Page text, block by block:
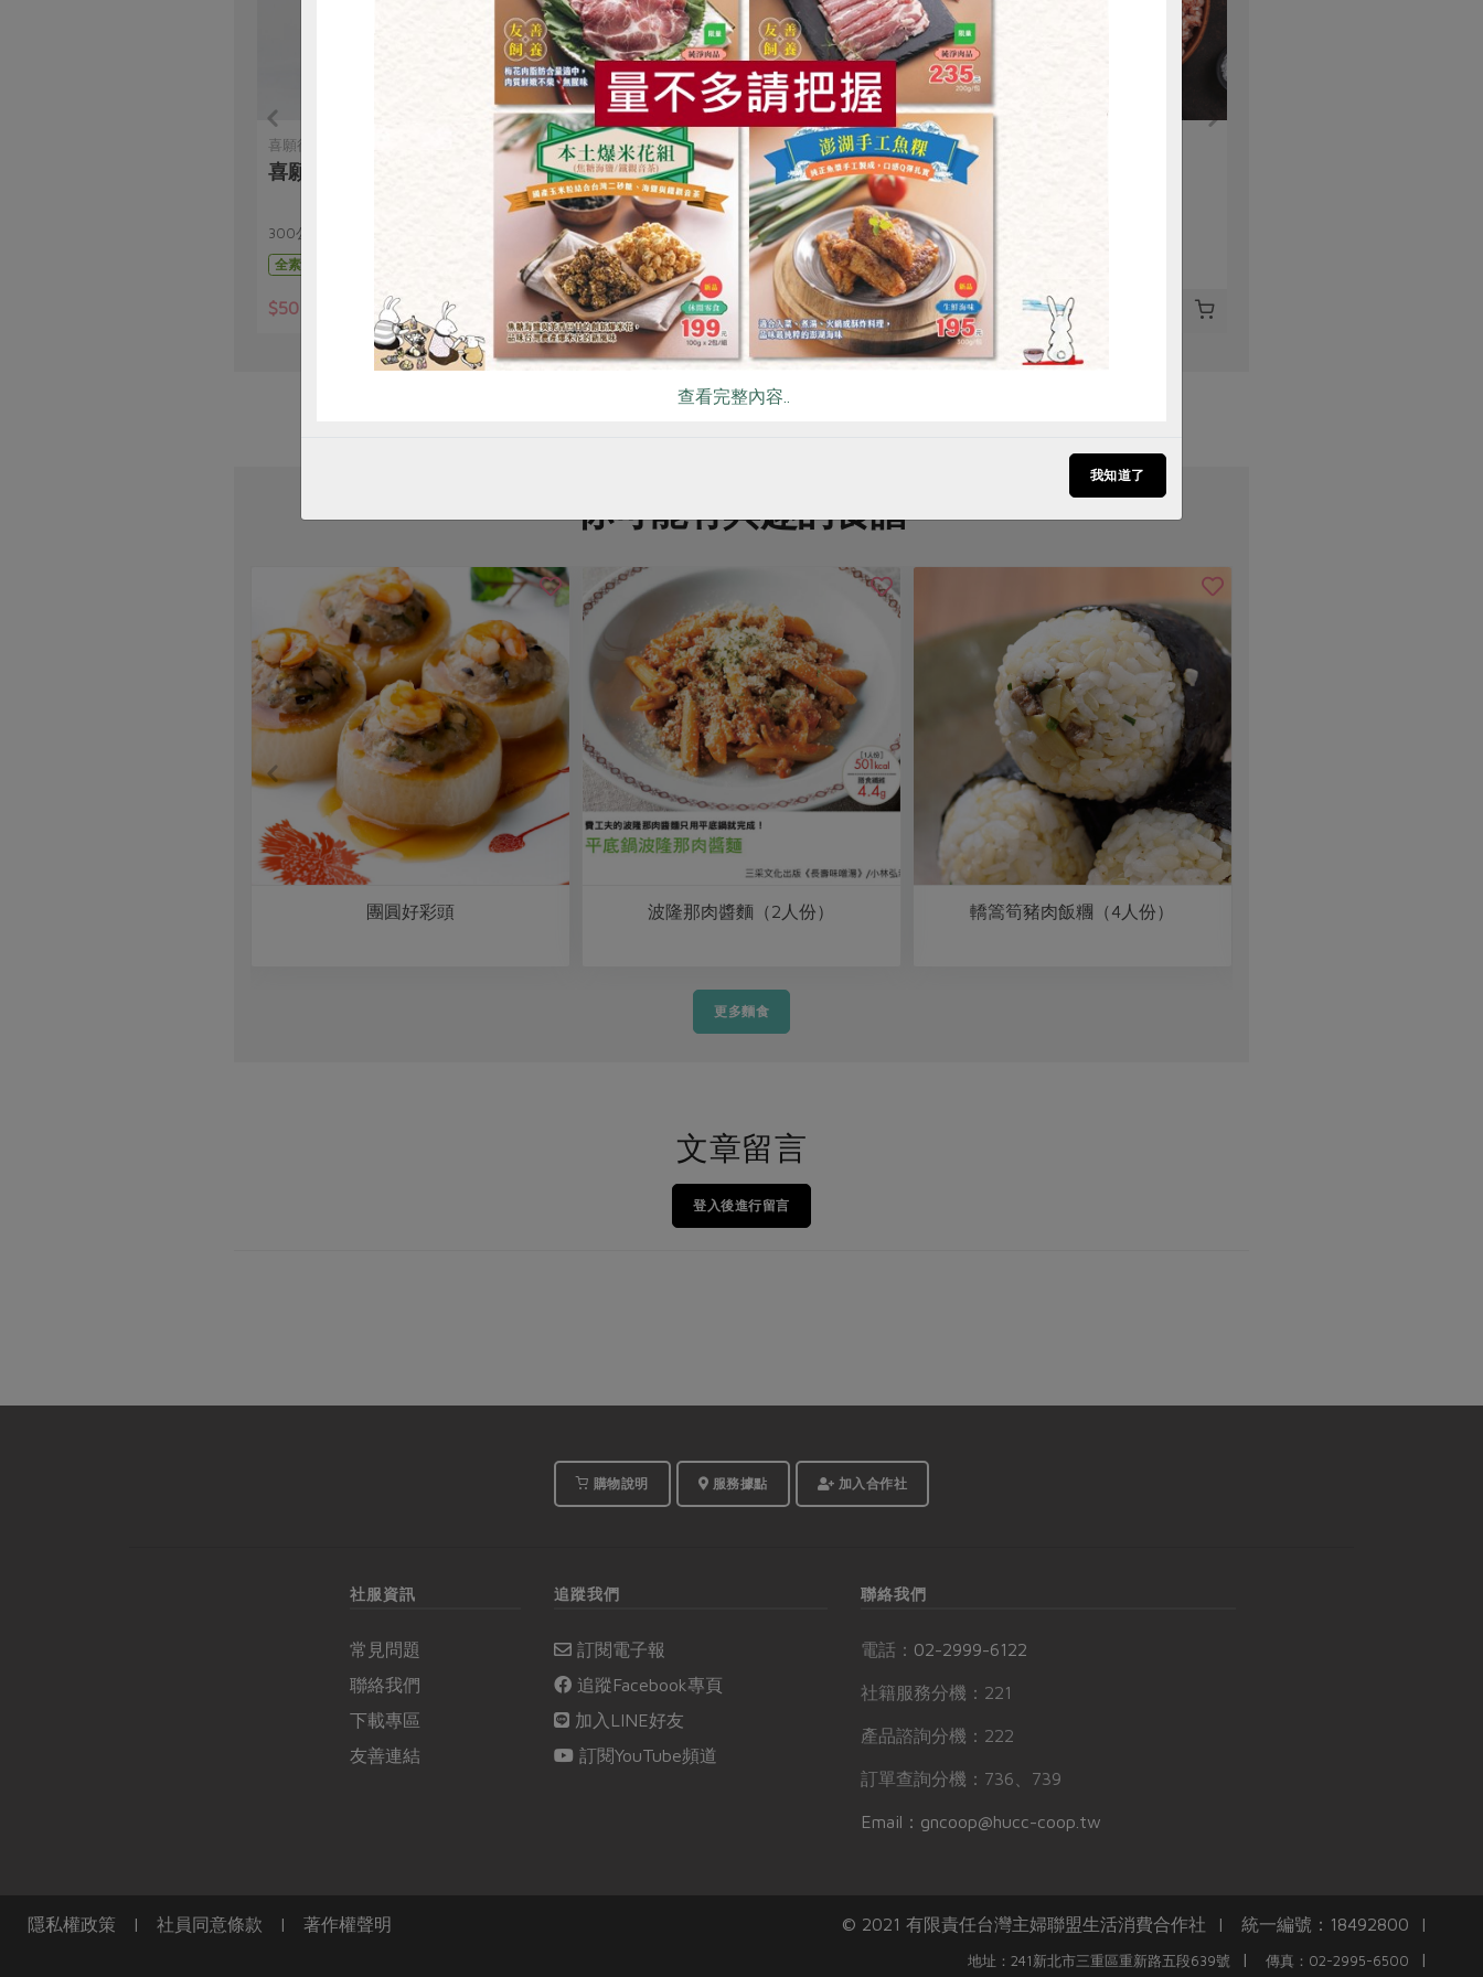
喜願行
喜願全麥麵條-300g
300公克(1包3束；每束100克)
全素
$50
名記豆腐有限公司
板豆腐-440g
440公克
全素
冷藏
$55
信功實業股份有限公司
絞肉-300g
300克
葷
冷凍
$125 $125
你可能有興趣的食譜
團圓好彩頭 波隆那肉醬麵（2人份） 轎篙筍豬肉飯糰（4人份）
更多麵食
文章留言
登入後進行留言
購物說明 服務據點 加入合作社
社服資訊
常見問題
聯絡我們
下載專區
友善連結
追蹤我們
訂閱電子報
追蹤Facebook專頁
加入LINE好友
訂閱YouTube頻道
聯絡我們
電話： 02-2999-6122
社籍服務分機：221
產品諮詢分機：222
訂單查詢分機：736、739
Email：gncoop@hucc-coop.tw
隱私權政策 | 社員同意條款 | 著作權聲明 © 2021 有限責任台灣主婦聯盟生活消費合作社 | 統一編號：18492800 |
地址：241新北市三重區重新路五段639號 | 傳真：02-2995-6500 |
惜食 RPET 食譜 減硝酸鹽 雞蛋 食安 共同購買
查看完整內容..
我知道了